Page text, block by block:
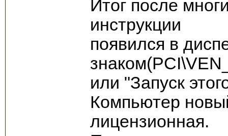
Итог после
инструкции
появился в
или "Запуск
Компьютер
лицензионная.